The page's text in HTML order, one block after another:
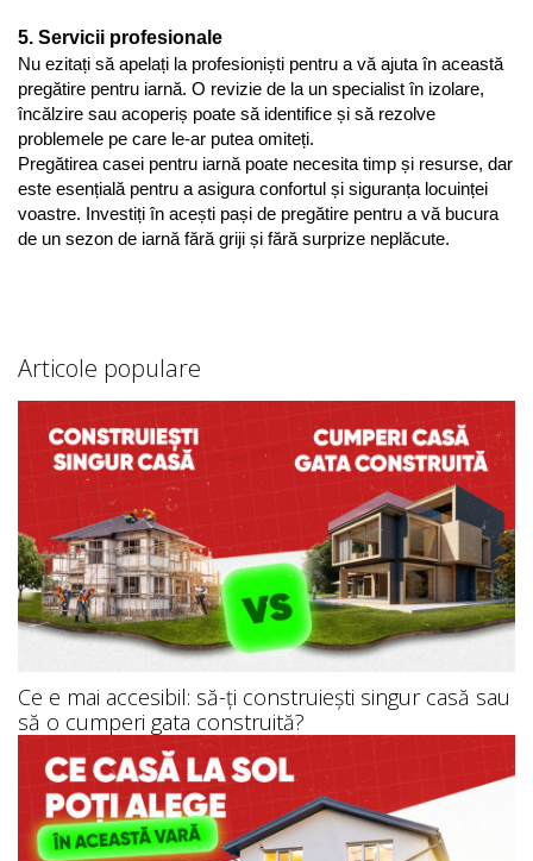
5. Servicii profesionale
Nu ezitați să apelați la profesioniști pentru a vă ajuta în această
pregătire pentru iarnă. O revizie de la un specialist în izolare,
încălzire sau acoperiș poate să identifice și să rezolve
problemele pe care le-ar putea omiteți.
Pregătirea casei pentru iarnă poate necesita timp și resurse, dar
este esențială pentru a asigura confortul și siguranța locuinței
voastre. Investiți în acești pași de pregătire pentru a vă bucura
de un sezon de iarnă fără griji și fără surprize neplăcute.
Articole populare
Ce e mai accesibil: să-ți construiești singur casă sau
să o cumperi gata construită?